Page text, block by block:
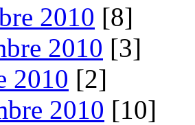
2010 [8]
2010 [3]
2010 [2]
2010 [10]